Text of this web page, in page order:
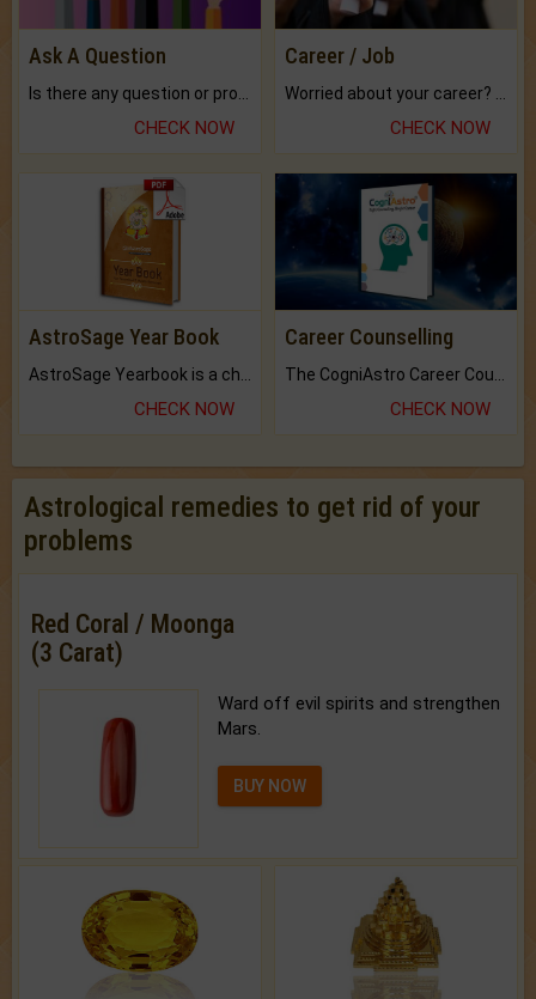
Ask A Question
CHECK NOW
Career / Job
CHECK NOW
AstroSage Year Book
CHECK NOW
Career Counselling
CHECK NOW
Astrological remedies to get rid of your
problems
Red Coral / Moonga
(3 Carat)
Ward off evil spirits and strengthen
Mars.
BUY NOW